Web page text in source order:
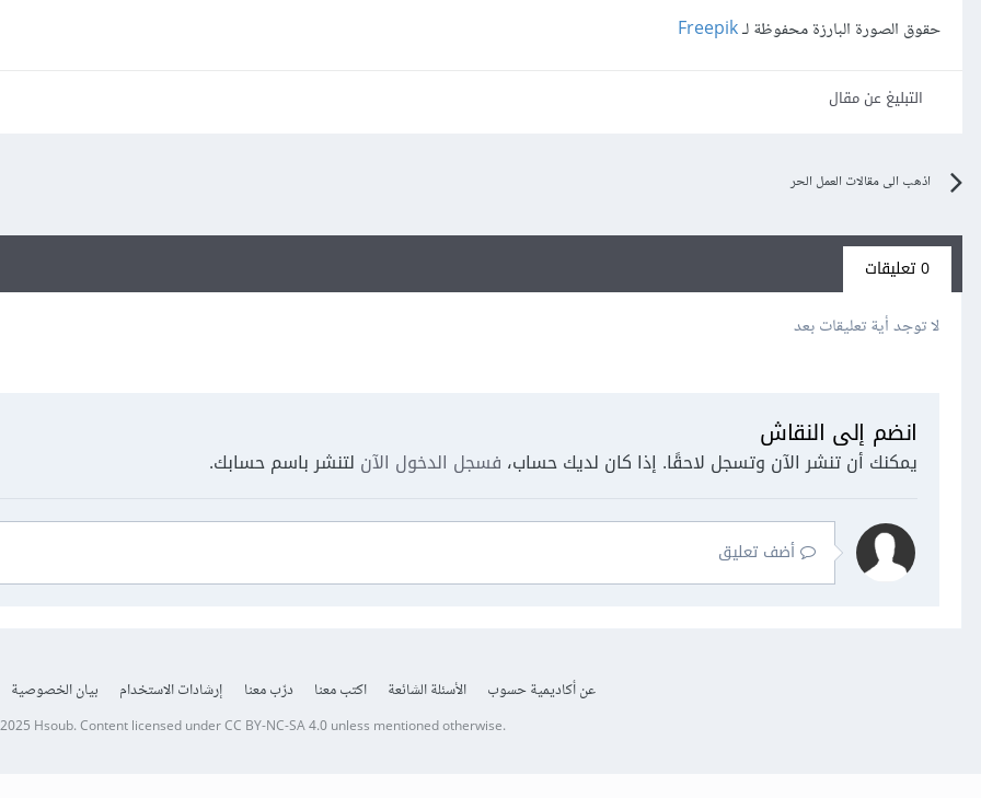
حقوق الصورة البارزة محفوظة لـFreepik
التبليغ عن مقال
اذهب الى مقالات العمل الحر
0 تعليقات
لا توجد أية تعليقات بعد
انضم إلى النقاش
يمكنك أن تنشر الآن وتسجل لاحقًا. إذا كان لديك حساب، فسجل الدخول الآن لتنشر باسم حسابك.
أضف تعليق
عن أكاديمية حسوب الأسئلة الشائعة اكتب معنا درّب معنا إرشادات الاستخدام بيان الخصوصية
Hsoub.Content licensed underCC BY-NC-SA 4.0unless mentioned otherwise.